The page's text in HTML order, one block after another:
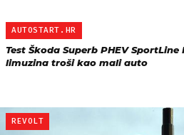
AUTOSTART.HR
Test Škoda Superb PHEV SportLine
limuzina troši kao mali auto
REVOLT